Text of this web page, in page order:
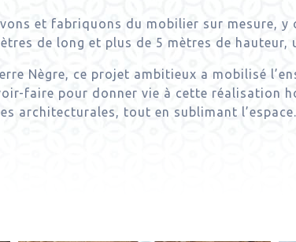
et fabriquons du mobilier sur mesure,
de long et plus de 5 mètres de
Nègre, ce projet ambitieux a mobilisé
faire pour donner vie à cette réalisation
architecturales, tout en sublimant l’espace.